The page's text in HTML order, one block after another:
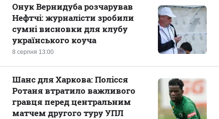
8 серпня 13:00
Онук Вернидуба розчарував
Нефтчі: журналісти зробили
сумні висновки для клубу
українського коуча
Шанс для Харкова: Полісся
Ротаня втратило важливого
гравця перед центральним
матчем другого туру УПЛ